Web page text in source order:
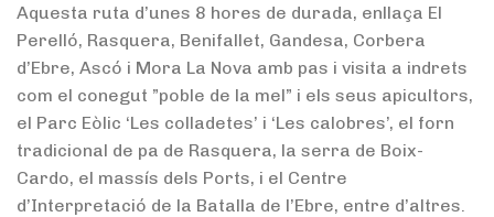
Aquesta ruta d’unes 8 hores de durada, enllaça El
Perelló, Rasquera, Benifallet, Gandesa, Corbera
d’Ebre, Ascó i Mora La Nova amb pas i visita a indrets
com el conegut ”poble de la mel” i els seus apicultors,
el Parc Eòlic ‘Les colladetes’ i ‘Les calobres’, el forn
tradicional de pa de Rasquera, la serra de Boix-
Cardo, el massís dels Ports, i el Centre
d’Interpretació de la Batalla de l’Ebre, entre d’altres.